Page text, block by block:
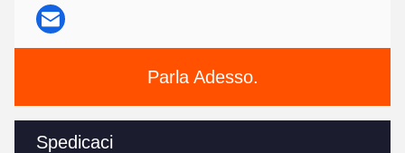
Parla Adesso.
Spedicaci